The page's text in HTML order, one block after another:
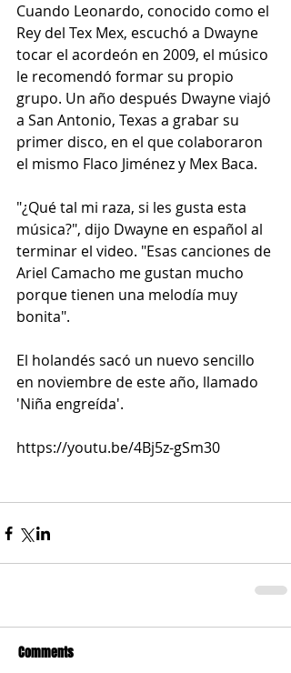
Cuando Leonardo, conocido como el
Rey del Tex Mex, escuchó a Dwayne
tocar el acordeón en 2009, el músico
le recomendó formar su propio
grupo. Un año después Dwayne viajó
a San Antonio, Texas a grabar su
primer disco, en el que colaboraron
el mismo Flaco Jiménez y Mex Baca.
"¿Qué tal mi raza, si les gusta esta
música?", dijo Dwayne en español al
terminar el video. "Esas canciones de
Ariel Camacho me gustan mucho
porque tienen una melodía muy
bonita".
El holandés sacó un nuevo sencillo
en noviembre de este año, llamado
'Niña engreída'.
https://youtu.be/4Bj5z-gSm30
Comments